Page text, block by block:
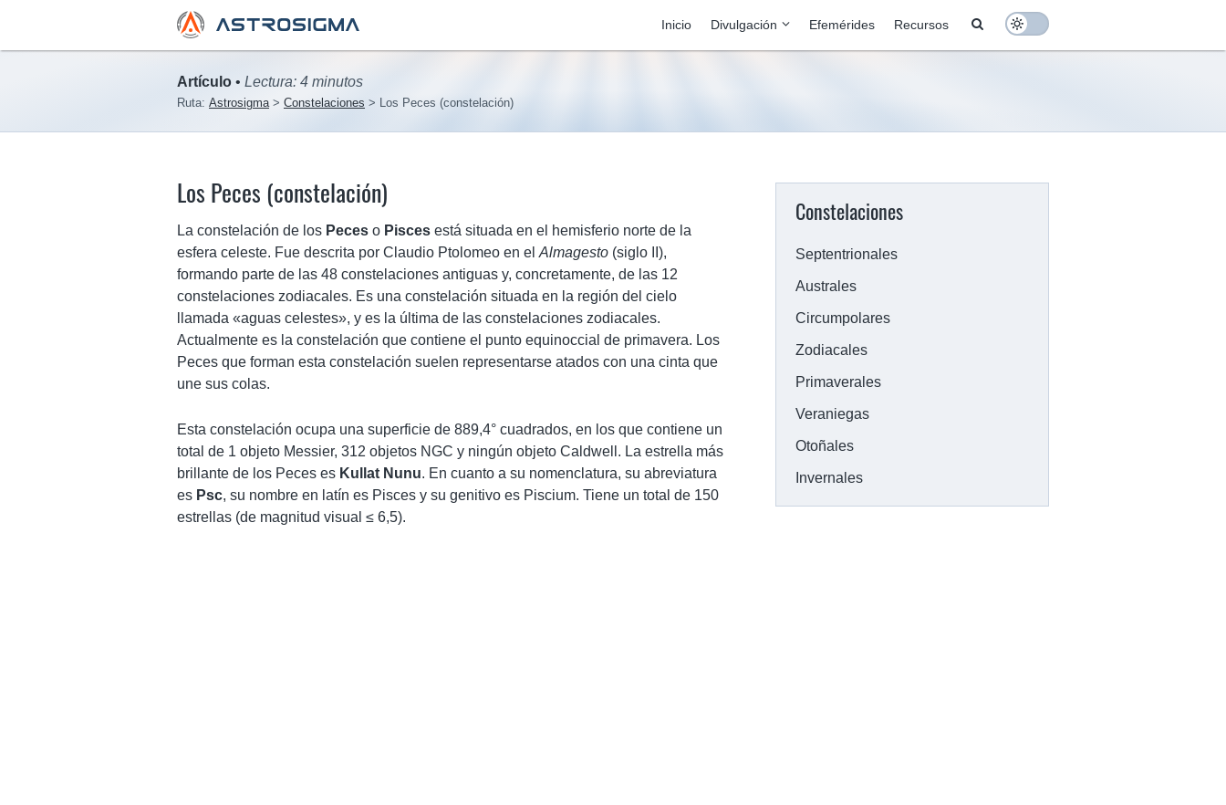
Search
Inicio Divulgación Efemérides Recursos
Artículo • Lectura: 4 minutos
Ruta: Astrosigma Constelaciones Los Peces (constelación)
Los Peces (constelación)
La constelación de los Peces o Pisces está situada en el hemisferio norte de la
esfera celeste. Fue descrita por Claudio Ptolomeo en el Almagesto (siglo II),
formando parte de las 48 constelaciones antiguas y, concretamente, de las 12
constelaciones zodiacales. Es una constelación situada en la región del cielo
llamada «aguas celestes», y es la última de las constelaciones zodiacales.
Actualmente es la constelación que contiene el punto equinoccial de primavera. Los
Peces que forman esta constelación suelen representarse atados con una cinta que
une sus colas.
Esta constelación ocupa una superficie de 889,4° cuadrados, en los que contiene un
total de 1 objeto Messier, 312 objetos NGC y ningún objeto Caldwell. La estrella más
brillante de los Peces es Kullat Nunu. En cuanto a su nomenclatura, su abreviatura
es Psc, su nombre en latín es Pisces y su genitivo es Piscium. Tiene un total de 150
estrellas (de magnitud visual ≤ 6,5).
Constelaciones
Septentrionales
Australes
Circumpolares
Zodiacales
Primaverales
Veraniegas
Otoñales
Invernales